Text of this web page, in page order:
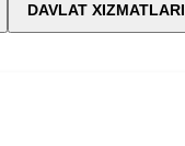
DAVLAT XIZMATLARI